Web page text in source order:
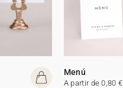
Menú
A partir de 0,80 €